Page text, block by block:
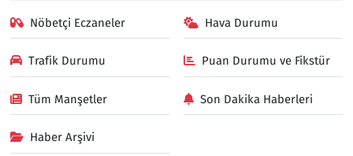
Nöbetçi Eczaneler Hava Durumu
Trafik Durumu Puan Durumu ve Fikstür
Tüm Manşetler Son Dakika Haberleri
Haber Arşivi